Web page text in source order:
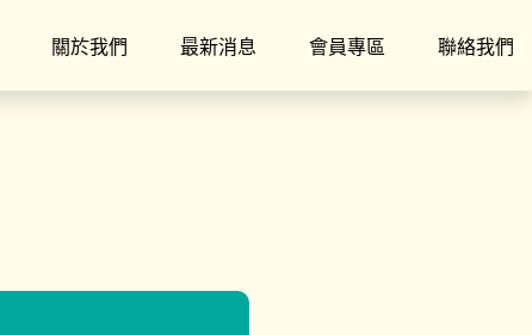
關於我們 最新消息 會員專區 聯絡我們